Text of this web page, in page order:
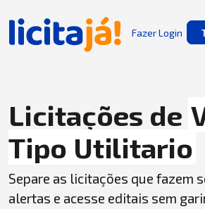
Fazer Login
Licitações de
Tipo Utilitario
Separe as licitações que fazem
alertas e acesse editais sem